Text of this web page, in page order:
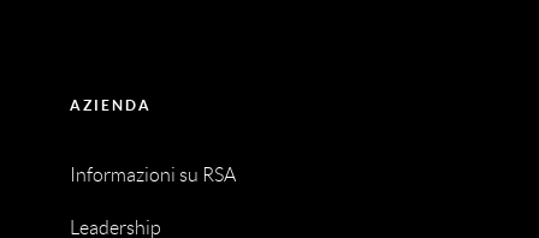
AZIENDA
Informazioni su RSA
Leadership